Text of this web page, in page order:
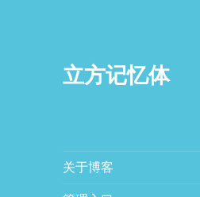
立方记忆体
关于博客